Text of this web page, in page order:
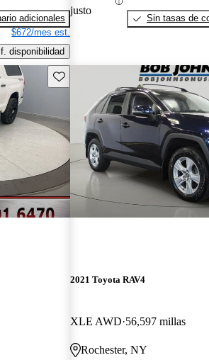
adicionales
$672/mes est.
disponibilidad
justo
Sin tasas de
Guarda este Aviso
2021 Toyota RAV4
XLE AWD 56,597 millas
Rochester, NY